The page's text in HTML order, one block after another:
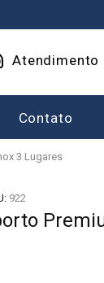
Atendimento
Contato
3 Lugares
922